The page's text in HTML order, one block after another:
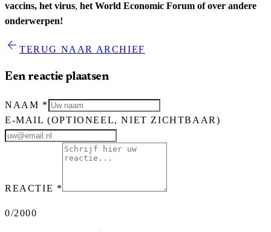
vaccins, het virus, het World Economic Forum of over andere
onderwerpen!
arrow_back TERUG NAAR ARCHIEF
Een reactie plaatsen
NAAM *
E-MAIL(OPTIONEEL, NIET ZICHTBAAR)
REACTIE *
0/2000